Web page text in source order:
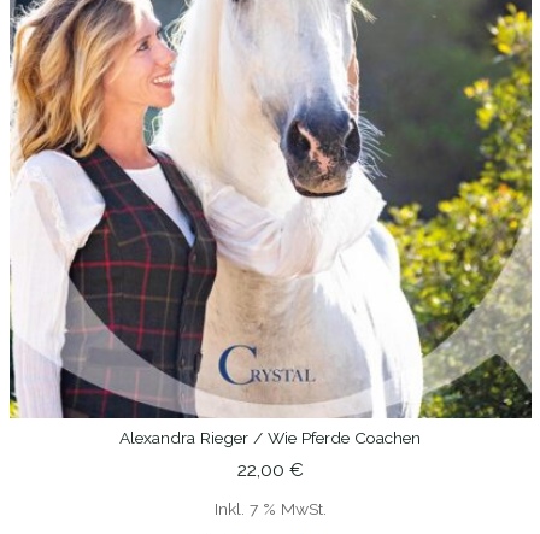
IN DEN WARENKORB
Alexandra Rieger / Wie Pferde Coachen
22,00 €
Inkl. 7 % MwSt.